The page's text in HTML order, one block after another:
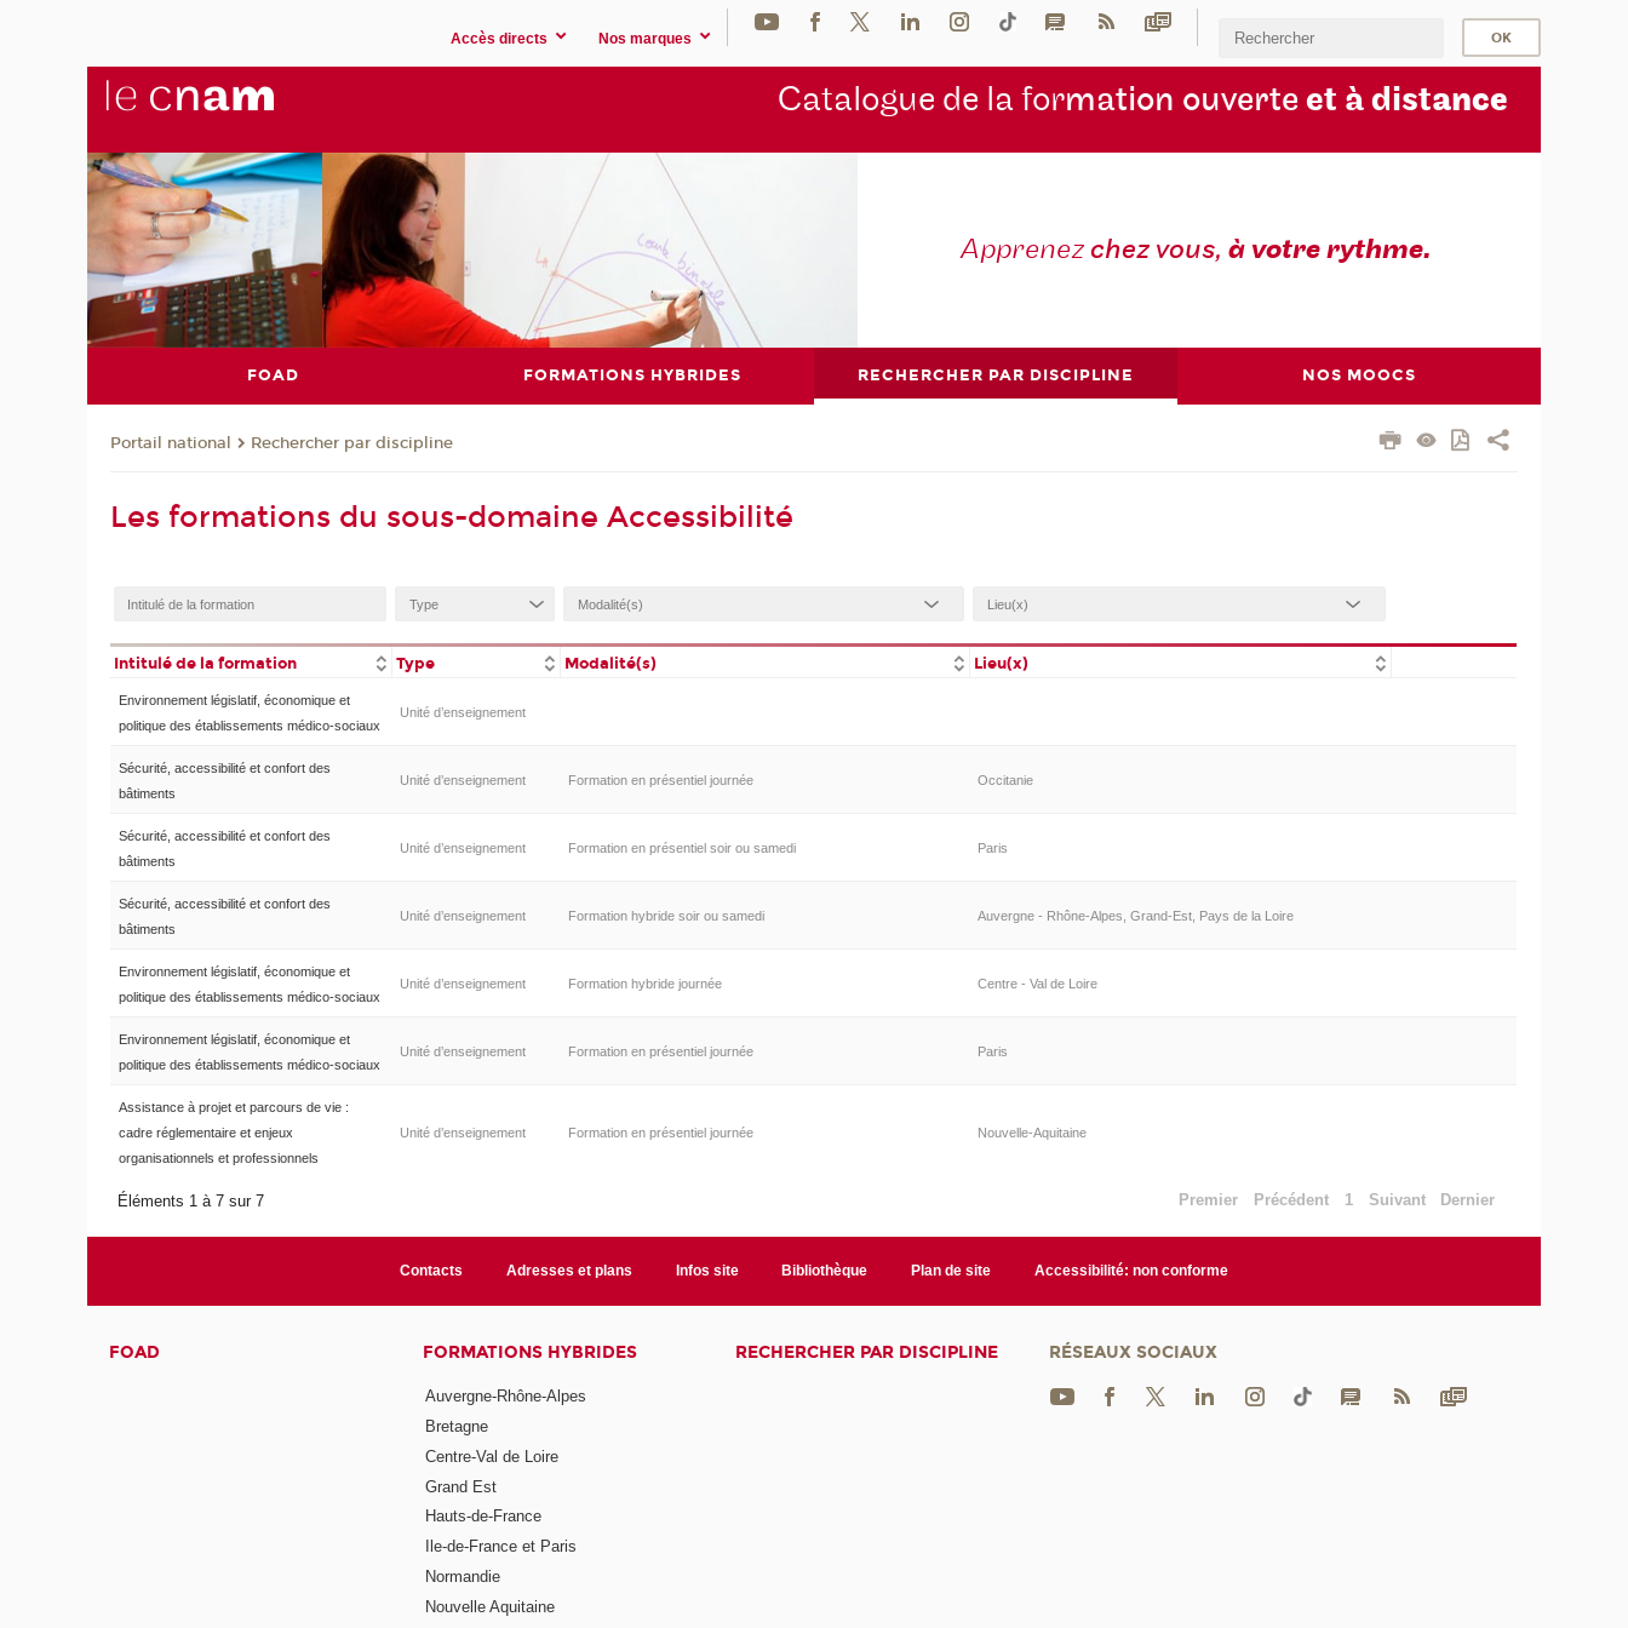
Accès directs Nos marques
Catalogue de la formation ouverte et à distance
Apprenezchez vous, à votre rythme.
FOAD FORMATIONS HYBRIDES RECHERCHER PAR DISCIPLINE NOS MOOCS
Portail national Rechercher par discipline
Les formations du sous-domaine Accessibilité
Intitulé de la formation Type Modalité(s) Lieu(x)
Environnement législatif, économique et
politique des établissements médico-sociaux
Unité d’enseignement
Sécurité, accessibilité et confort des
bâtiments
Unité d’enseignement Formation en présentiel journée Occitanie
Sécurité, accessibilité et confort des
bâtiments
Unité d’enseignement Formation en présentiel soir ou samedi Paris
Sécurité, accessibilité et confort des
bâtiments
Unité d’enseignement Formation hybride soir ou samedi Auvergne - Rhône-Alpes, Grand-Est, Pays de la Loire
Environnement législatif, économique et
politique des établissements médico-sociaux
Unité d’enseignement Formation hybride journée Centre - Val de Loire
Environnement législatif, économique et
politique des établissements médico-sociaux
Unité d’enseignement Formation en présentiel journée Paris
Assistance à projet et parcours de vie :
cadre réglementaire et enjeux
organisationnels et professionnels
Unité d’enseignement Formation en présentiel journée Nouvelle-Aquitaine
Éléments 1 à 7 sur 7 Premier Précédent 1 Suivant Dernier
Contacts Adresses et plans Infos site Bibliothèque Plan de site Accessibilité: non conforme
FOAD FORMATIONS HYBRIDES
Auvergne-Rhône-Alpes
Bretagne
Centre-Val de Loire
Grand Est
Hauts-de-France
Ile-de-France et Paris
Normandie
Nouvelle Aquitaine
RECHERCHER PAR DISCIPLINE RÉSEAUX SOCIAUX